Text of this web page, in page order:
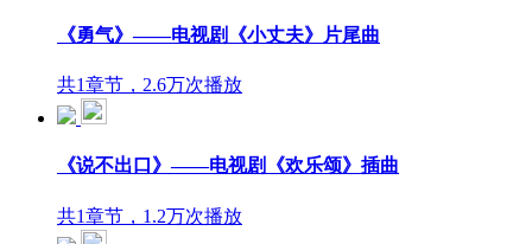
《勇气》——电视剧《小丈夫》片尾曲
共1章节，2.6万次播放
《说不出口》——电视剧《欢乐颂》插曲
共1章节，1.2万次播放